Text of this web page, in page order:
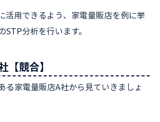
活用できるよう、家電量販店を例に挙
STP分析を行います。
【競合】
る家電量販店A社から見ていきましょ